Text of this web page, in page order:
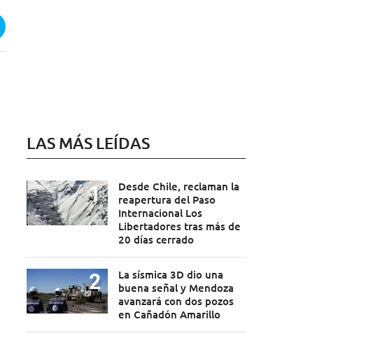
LAS MÁS LEÍDAS
Desde Chile, reclaman la
reapertura del Paso
Internacional Los
Libertadores tras más de
20 días cerrado
La sísmica 3D dio una
buena señal y Mendoza
avanzará con dos pozos
en Cañadón Amarillo